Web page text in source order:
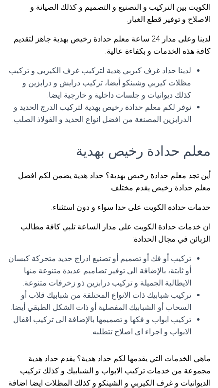
الكويت بين التركيب و التصنيع و التصميم و كذلك الصيانة و
الاصلاح و توفير قطع الغيار.
لدينا وعلى مدار 24 ساعة معلم حدادة رخيص بهدية جاهز لتقديم
كافة هذه الخدمات و بكفاءة عالية.
لدينا حداد غرف كيربي هدية لتركيب غرف الكيربي و تركيب
مظلات كيربي وشبنكو أيضا، تركيب درايش و درابزين و
كذلك ديوانيات و جلسات داخلية و خارجية ايضا.
نوفر لكم معلم حدادة رخيص بهدية لتركيب الدرج الحديد و
الدرابزين المصنغة من افضل انواع الحديد و الفولاذ الصلب.
معلم حدادة رخيص بهدية
أين تجد معلم حدادة رخيص بهدية؟ حداد هدية يضمن لكم افضل
معلم حدادة رخيص يقدم مختلف
خدمات حدادة الكويت على حدا سواء و دون استثناء.
ان خدمات حدادة الكويت على مدار الساعة تلبي كافة مطالب
الزبائن في مجال الحدادة:
تركيب أو فك أو تصميم أو تصنيع ادراج حديد متحركة كيسان
أو ثابتة، بالإضافة الى توفير تصاميم عديدة متنوعة منها
الايطالية الجميلة و تركيب درابزين ذو زخرفات متنوعة.
تركيب شبابيك ذات الانواع المختلفة من شبابيك قلاب أو
السحاب أو الشبابيك المفصلية أو ذات الشكل الطبقي أيضا.
تركيب ابواب و فكها و تصميمها بالإضافة الى تركيب اقفال
الابواب و اجراء اي اصلاح تتطلبه.
ماهي الخدمات التي يقدمها لكم حداد هدية؟ يقدم حداد هدية
مجموعة من خدمات تركيب الابواب و الشبابيك و كذلك تركيب
الديوانيات و غرف الكيربي و الشينكو و كذلك المظلات ايضا اضافة